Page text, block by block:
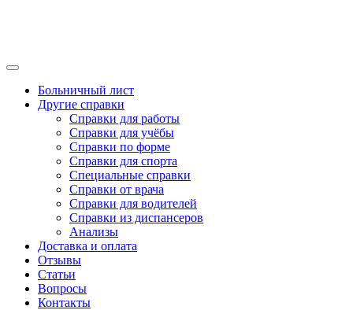
Больничный лист
Другие справки
Справки для работы
Справки для учёбы
Справки по форме
Справки для спорта
Специальные справки
Справки от врача
Справки для водителей
Справки из диспансеров
Анализы
Доставка и оплата
Отзывы
Статьи
Вопросы
Контакты